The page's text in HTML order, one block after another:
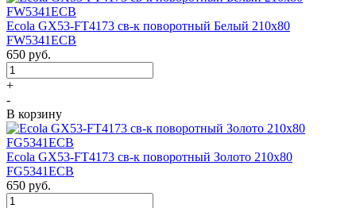
Ecola GX53-FT4173 св-к поворотный Белый 210х80
FW5341ECB
650 руб.
+
-
В корзину
Ecola GX53-FT4173 св-к поворотный Золото 210х80
FG5341ECB
650 руб.